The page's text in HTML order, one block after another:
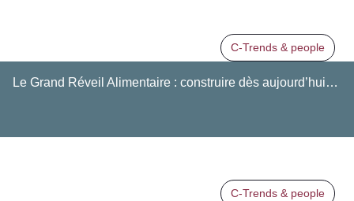
C-Trends & people
Le Grand Réveil Alimentaire : construire dès aujourd’hui…
C-Trends & people